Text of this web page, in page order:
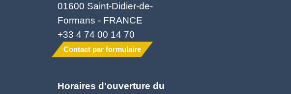
01600 Saint-Didier-de-
Formans - FRANCE
+33 4 74 00 14 70
Contact par formulaire
Horaires d'ouverture du